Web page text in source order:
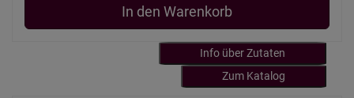
In den Warenkorb
Info über Zutaten
Zum Katalog